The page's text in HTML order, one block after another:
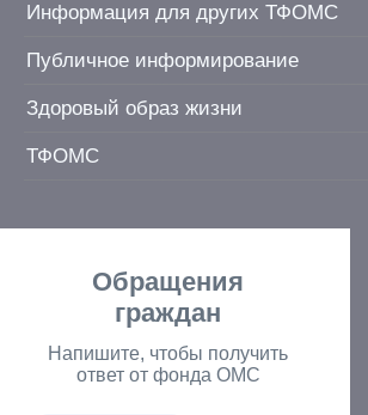
Информация для других ТФОМС
Публичное информирование
Здоровый образ жизни
ТФОМС
Обращения
граждан
Напишите, чтобы получить
ответ от фонда ОМС